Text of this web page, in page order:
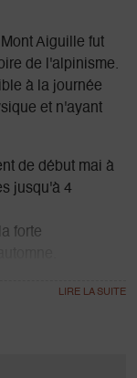
Aiguille fut
de l'alpinisme.
à la journée
et n'ayant
de début mai à
jusqu'à 4
forte
un peu